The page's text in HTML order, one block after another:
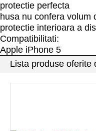
protectie perfecta
husa nu confera volum
protectie interioara a
Compatibilitati:
Apple iPhone 5
Lista produse oferite